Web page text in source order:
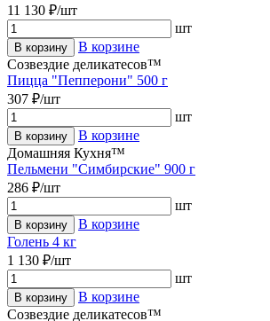
11 130 ₽/шт
шт
В корзину
В корзине
Созвездие деликатесов™
Пицца "Пепперони" 500 г
307 ₽/шт
шт
В корзину
В корзине
Домашняя Кухня™
Пельмени "Симбирские" 900 г
286 ₽/шт
шт
В корзину
В корзине
Голень 4 кг
1 130 ₽/шт
шт
В корзину
В корзине
Созвездие деликатесов™